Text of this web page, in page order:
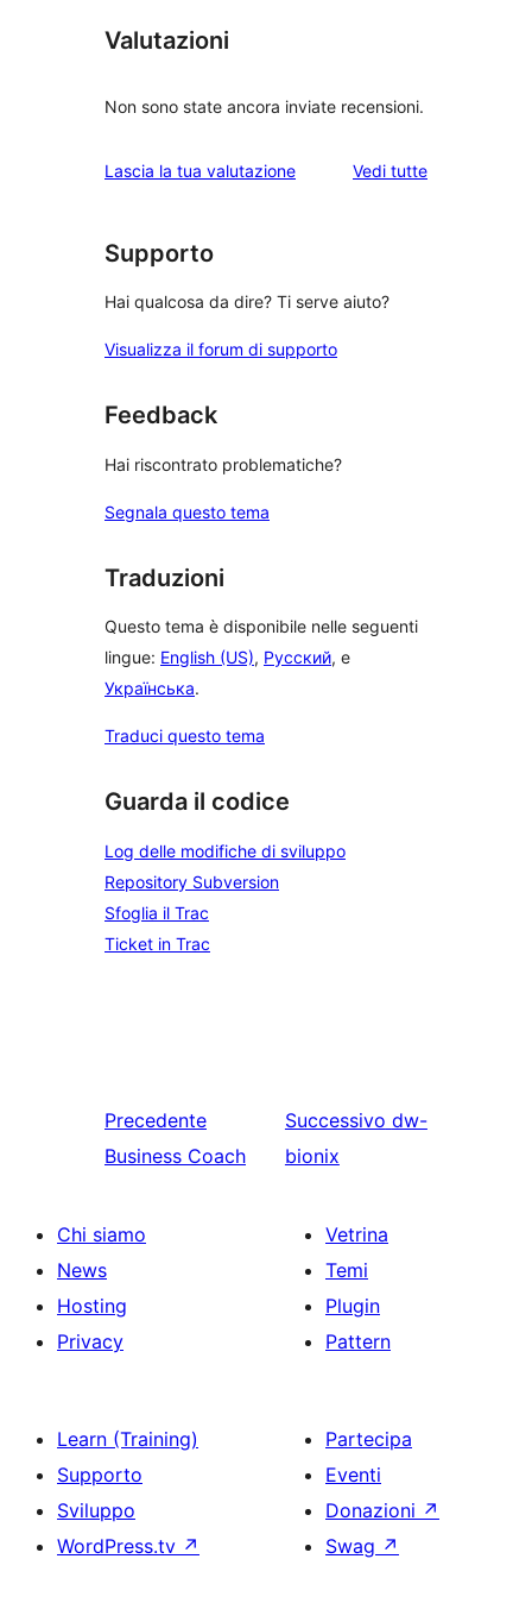
Valutazioni
Non sono state ancora inviate recensioni.
Lascia la tua valutazione Vedi tuttele
Supporto
Hai qualcosa da dire? Ti serve aiuto?
Visualizza il forum di supporto
Feedback
Hai riscontrato problematiche?
Segnala questo tema
Traduzioni
Questo tema è disponibile nelle seguenti
lingue: English (US), Русский, e
Українська.
Traduci questo tema
Guarda il codice
Log delle modifiche di sviluppo
Repository Subversion
Sfoglia il Trac
Ticket in Trac
Precedente
Business Coach
Successivo dw-
bionix
Chi siamo
News
Hosting
Privacy
Vetrina
Temi
Plugin
Pattern
Learn (Training)
Supporto
Sviluppo
WordPress.tv ↗
Partecipa
Eventi
Donazioni ↗
Swag ↗